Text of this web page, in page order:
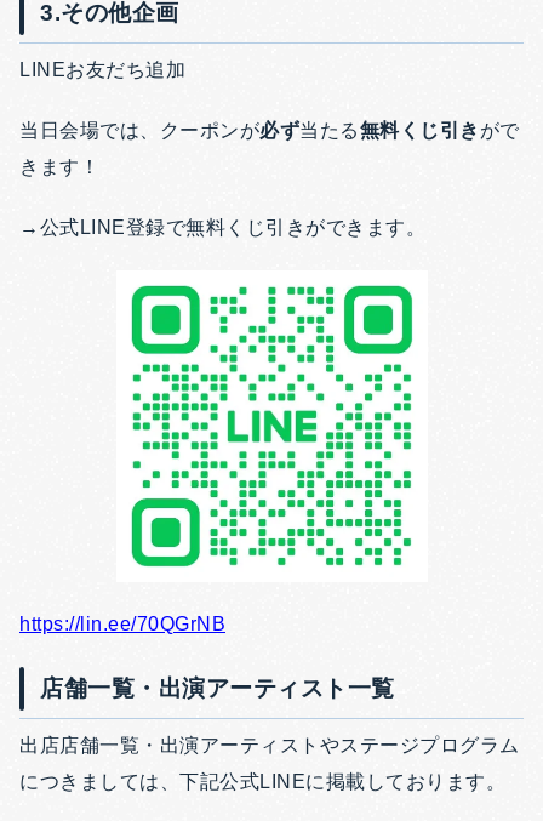
3.その他企画
LINEお友だち追加
当日会場では、クーポンが必ず当たる無料くじ引き がで
きます！
→公式LINE登録で無料くじ引きができます。
https://lin.ee/70QGrNB
店舗一覧・出演アーティスト一覧
出店店舗一覧・出演アーティストやステージプログラム
につきましては、下記公式LINEに掲載しております。